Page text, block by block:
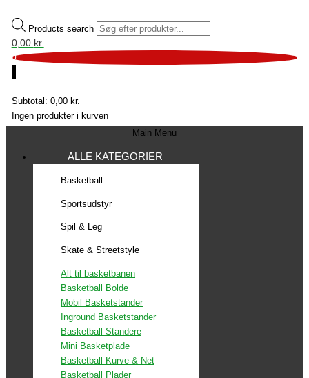
Products search
0,00 kr.
0
Subtotal: 0,00 kr.
Ingen produkter i kurven
Main Menu
ALLE KATEGORIER
Basketball
Sportsudstyr
Spil & Leg
Skate & Streetstyle
Alt til basketbanen
Basketball Bolde
Mobil Basketstander
Inground Basketstander
Basketball Standere
Mini Basketplade
Basketball Kurve & Net
Basketball Plader